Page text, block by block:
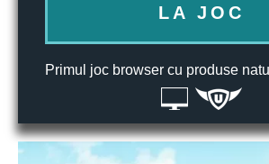
LA JOC
Primul joc browser cu produse